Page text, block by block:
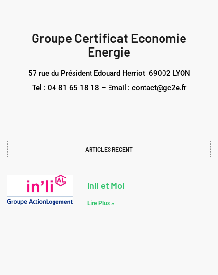
Groupe Certificat Economie
Energie
57 rue du Président Edouard Herriot 69002 LYON
Tel : 04 81 65 18 18 – Email : contact@gc2e.fr
ARTICLES RECENT
Inli et Moi
Lire Plus »